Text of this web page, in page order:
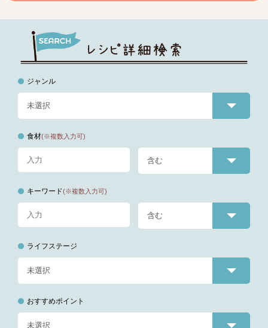
ジャンル
食材(※複数入力可)
キーワード(※複数入力可)
ライフステージ
おすすめポイント